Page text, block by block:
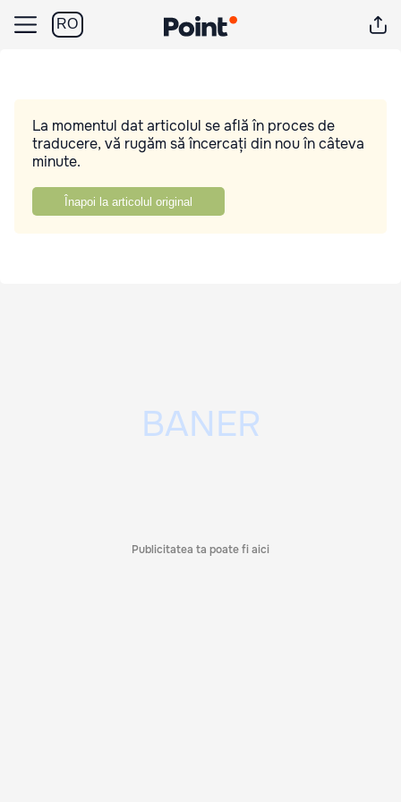
RO
La momentul dat articolul se află în proces de
traducere, vă rugăm să încercați din nou în câteva
minute.
Înapoi la articolul original
Publicitatea ta poate fi aici